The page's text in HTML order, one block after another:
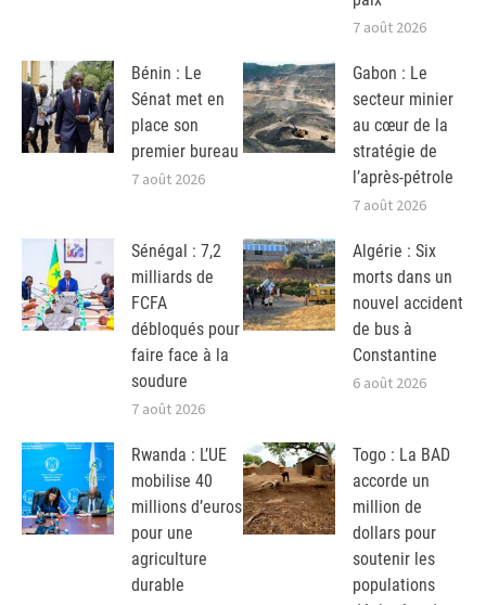
7 août 2026
Bénin : Le
Sénat met en
place son
premier bureau
7 août 2026
Gabon : Le
secteur minier
au cœur de la
stratégie de
l’après-pétrole
7 août 2026
Sénégal : 7,2
milliards de
FCFA
débloqués pour
faire face à la
soudure
7 août 2026
Algérie : Six
morts dans un
nouvel accident
de bus à
Constantine
6 août 2026
Rwanda : L’UE
mobilise 40
millions d’euros
pour une
agriculture
durable
Togo : La BAD
accorde un
million de
dollars pour
soutenir les
populations